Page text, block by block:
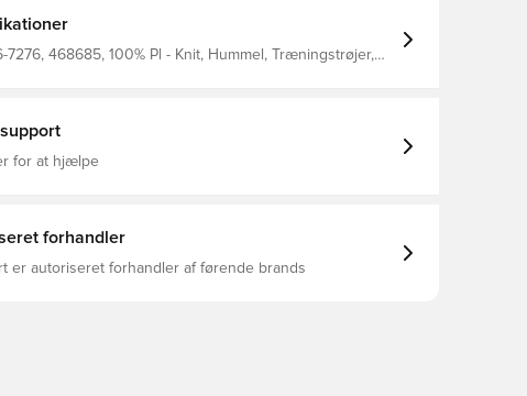
7276, 468685, 100% Pl - Knit, Hummel, Træningstrøjer,
for at hjælpe
forhandler
er autoriseret forhandler af førende brands